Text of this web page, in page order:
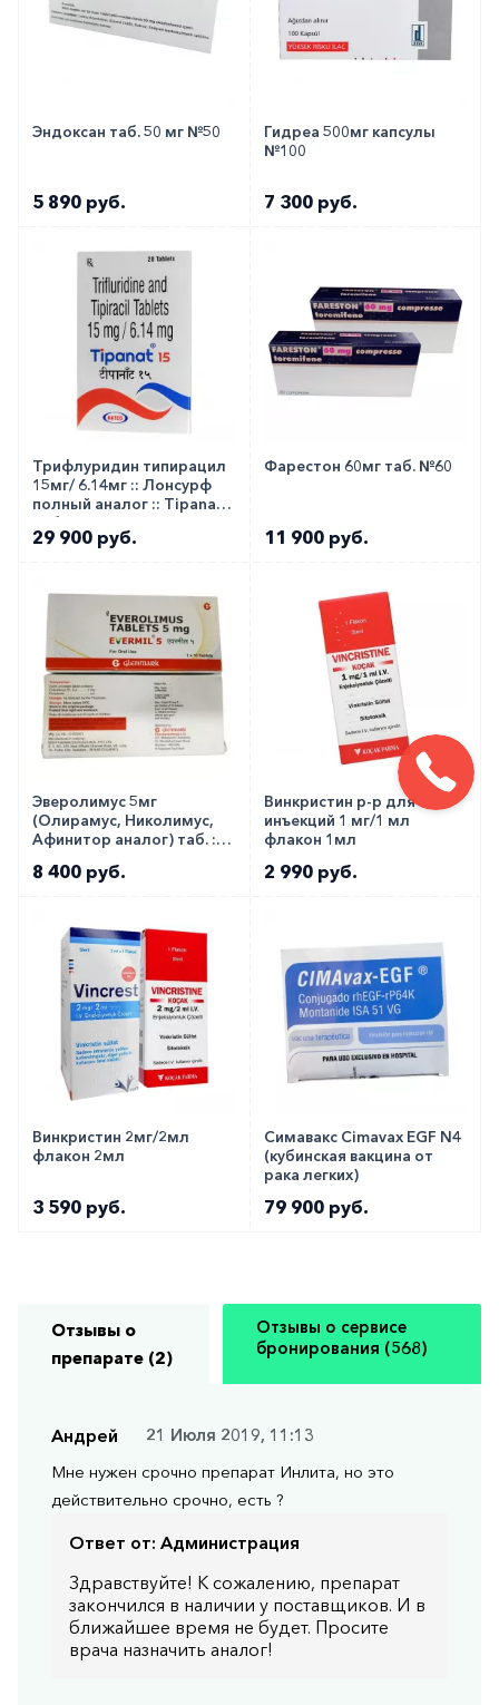
Эндоксан таб. 50 мг №50
5 890 руб.
Гидреа 500мг капсулы
№100
7 300 руб.
Трифлуридин типирацил
15мг/ 6.14мг :: Лонсурф
полный аналог :: Tipanat
таб. №20
29 900 руб.
Фарестон 60мг таб. №60
11 900 руб.
Эверолимус 5мг
(Олирамус, Николимус,
Афинитор аналог) таб. ::
8 400 руб.
Винкристин р-р для
инъекций 1 мг/1 мл
флакон 1мл
2 990 руб.
Винкристин 2мг/2мл
флакон 2мл
3 590 руб.
Симавакс Cimavax EGF N4
(кубинская вакцина от
рака легких)
79 900 руб.
Отзывы о
препарате (2)
Отзывы о сервисе
бронирования (568)
Андрей
21 Июля 2019, 11:13
Мне нужен срочно препарат Инлита, но это
действительно срочно, есть ?
Ответ от: Администрация
Здравствуйте! К сожалению, препарат
закончился в наличии у поставщиков. И в
ближайшее время не будет. Просите
врача назначить аналог!